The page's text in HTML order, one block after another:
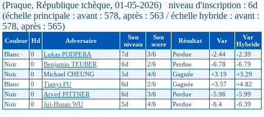
(Praque, République tchèque, 01-05-2026) niveau d'inscription : 6d
(échelle principale : avant : 578, après : 563 / échelle hybride : avant :
578, après : 565)
Couleur Hd Adversaire
Son
niveau
Son
score
Résultat Var
Var
Hybride
Blanc
0 Lukas PODPERA 7d 3/6 Perdue -2.44
-2.39
Noir
0 Benjamin TEUBER 6d 2/6 Perdue -6.78
-6.79
Noir
0 Michael CHEUNG 5d 4/6 Gagnée +3.19
+3.29
Blanc
0 Tianyi FU 6d 2/6 Gagnée +3.57
+4.82
Noir
0 Arved PITTNER 6d 3/6 Perdue -5.96
-5.99
Noir
0 Jui-Hsuan WU 5d 4/6 Perdue -6.4 -6.39